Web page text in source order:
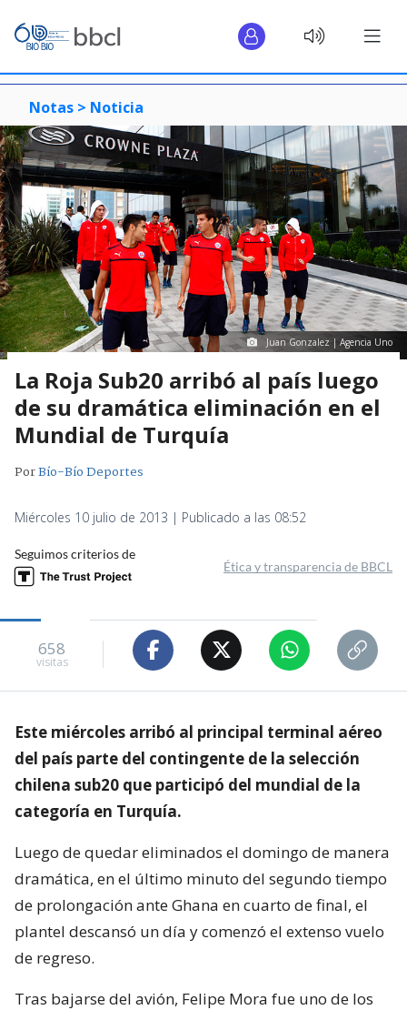
Notas > Noticia
Juan Gonzalez | Agencia Uno
La Roja Sub20 arribó al país luego
de su dramática eliminación en el
Mundial de Turquía
PorBío-Bío Deportes
Miércoles 10 julio de 2013 | Publicado a las 08:52
Seguimos criterios de
Ética y transparencia de BBCL
658
visitas
Este miércoles arribó al principal terminal aéreo
del país parte del contingente de la selección
chilena sub20 que participó del mundial de la
categoría en Turquía.
Luego de quedar eliminados el domingo de manera
dramática, en el último minuto del segundo tiempo
de prolongación ante Ghana en cuarto de final, el
plantel descansó un día y comenzó el extenso vuelo
de regreso.
Tras bajarse del avión, Felipe Mora fue uno de los